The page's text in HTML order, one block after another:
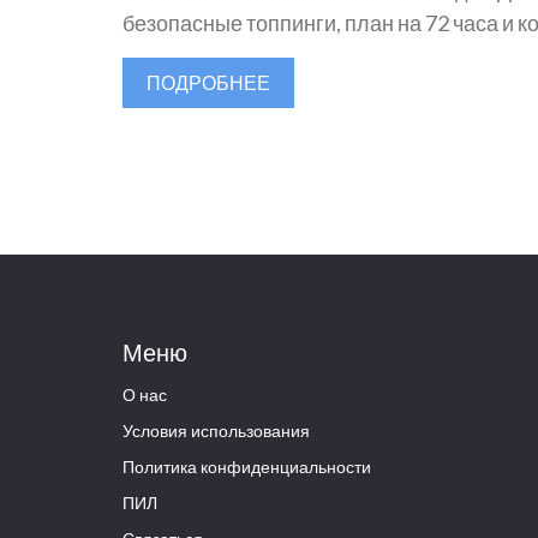
безопасные топпинги, план на 72 часа и
ПОДРОБНЕЕ
Меню
О нас
Условия использования
Политика конфиденциальности
ПИЛ